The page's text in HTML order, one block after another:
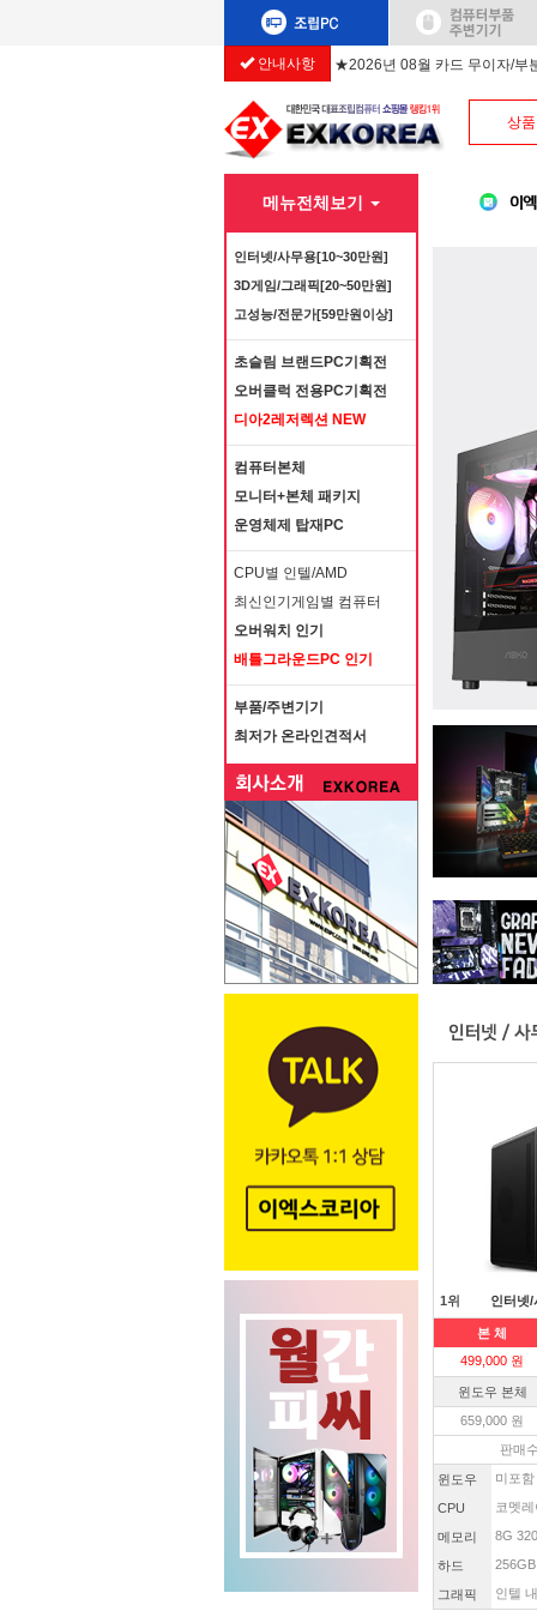
안내사항 ★2026년 08월 카드 무이자/부
상
메뉴전체보기
인터넷/사무용[10~30만원]
3D게임/그래픽[20~50만원]
고성능/전문가[59만원이상]
초슬림 브랜드PC기획전
오버클럭 전용PC기획전
디아2레저렉션 NEW
컴퓨터본체
모니터+본체 패키지
운영체제 탑재PC
CPU별 인텔/AMD
최신인기게임별 컴퓨터
오버워치 인기
배틀그라운드PC 인기
부품/주변기기
최저가 온라인견적서
1위 인터넷/
본 체
499,000 원
윈도우 본체
659,000 원
판매
윈도우 미포함
CPU 코멧
메모리 8G
하드
그래픽 인텔